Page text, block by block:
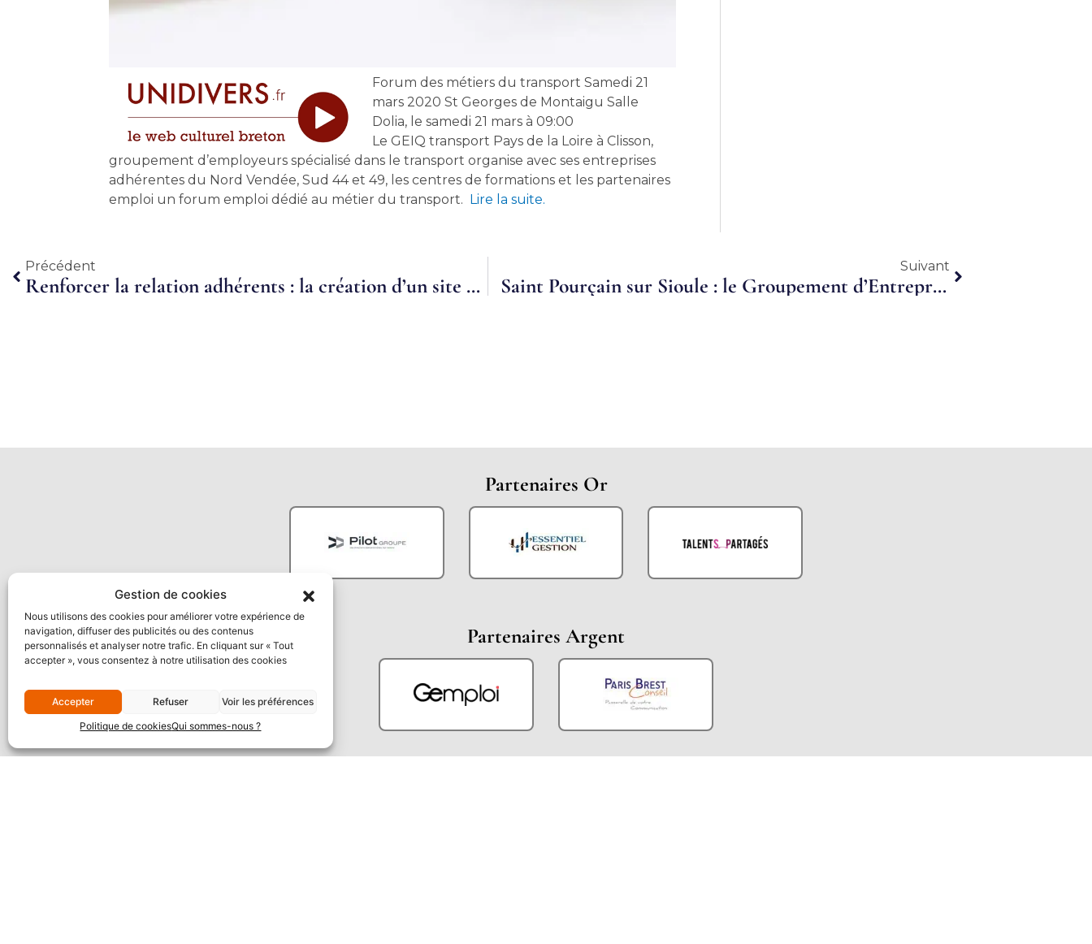
Gestion de cookies
Nous utilisons des cookies pour améliorer votre expérience de
navigation, diffuser des publicités ou des contenus
personnalisés et analyser notre trafic. En cliquant sur « Tout
accepter », vous consentez à notre utilisation des cookies
Accepter Refuser
Voir les préférences
Politique de cookiesQui sommes-nous ?
Forum des métiers du transport Samedi 21
mars 2020 St Georges de Montaigu Salle
Dolia, le samedi 21 mars à 09:00
Le GEIQ transport Pays de la Loire à Clisson,
groupement d’employeurs spécialisé dans le transport organise avec ses entreprises
adhérentes du Nord Vendée, Sud 44 et 49, les centres de formations et les partenaires
emploi un forum emploi dédié au métier du transport. Lire la suite.
Précédent
Précédent
Renforcer la relation adhérents : la création d’un site web pour recueillir la parole des enfants
Suivant
Saint Pourçain sur Sioule : le Groupement d’Entreprises GE Activa favorise l’emploi local
Partenaires Or
Partenaires Argent